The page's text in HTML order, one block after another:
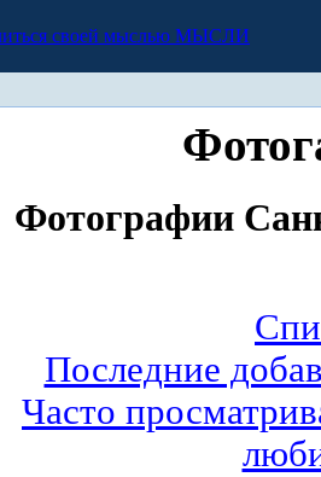
МЫСЛИ
Фотографии
Последние
Часто